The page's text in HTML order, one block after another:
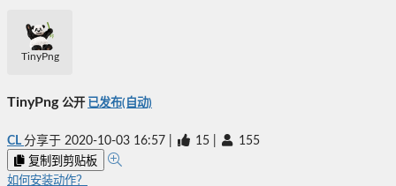
TinyPng
TinyPng 公开 已发布(自动)
CL 分享于 2020-10-03 16:57 15 155
复制到剪贴板
如何安装动作？